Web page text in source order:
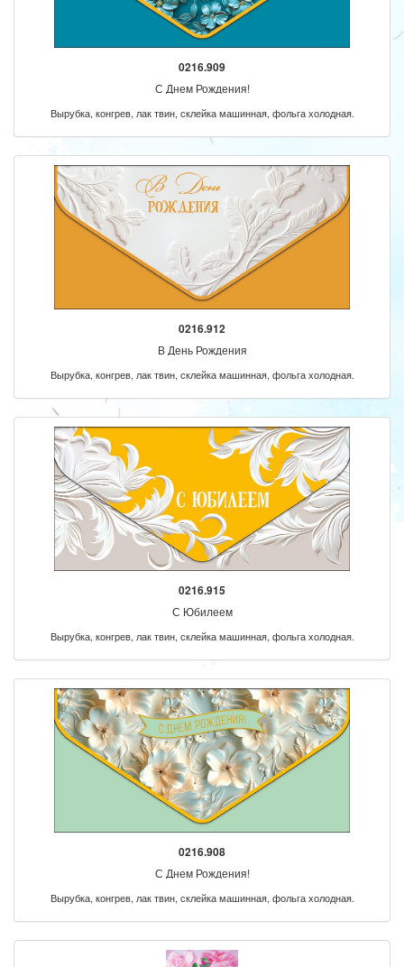
0216.909
С Днем Рождения!
Вырубка, конгрев, лак твин, склейка машинная, фольга холодная.
0216.912
В День Рождения
Вырубка, конгрев, лак твин, склейка машинная, фольга холодная.
0216.915
С Юбилеем
Вырубка, конгрев, лак твин, склейка машинная, фольга холодная.
0216.908
С Днем Рождения!
Вырубка, конгрев, лак твин, склейка машинная, фольга холодная.